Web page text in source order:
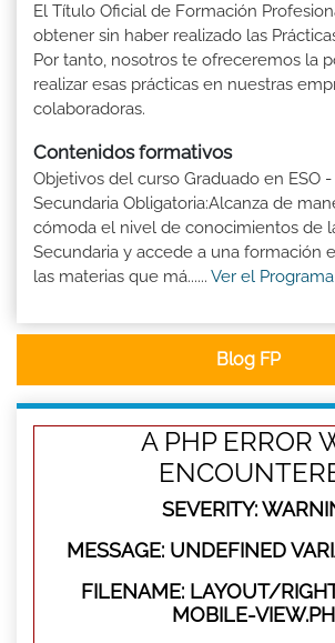
El Título Oficial de Formación
obtener sin haber realizado las
Por tanto, nosotros te ofreceremos la
realizar esas prácticas en nuestras
colaboradoras.
Contenidos formativos
Objetivos del curso Graduado en ESO
Secundaria Obligatoria:Alcanza de
cómoda el nivel de conocimientos de
Secundaria y accede a una formación
las materias que má...... Ver el
Blog FP
A PHP ERROR
SEVERITY:
MESSAGE: UNDEFINED
FILENAME: LAYOUT/
MOBILE-